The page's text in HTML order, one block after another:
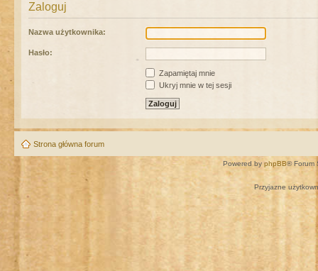
Zaloguj
Nazwa użytkownika:
Hasło:
Zapamiętaj mnie
Ukryj mnie w tej sesji
Strona główna forum
Powered by phpBB® Forum
Przyjazne